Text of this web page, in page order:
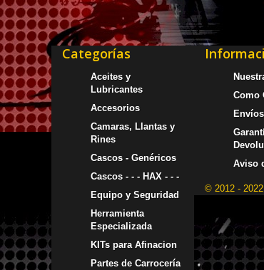
Categorías
Aceites y
Lubricantes
Accesorios
Camaras, Llantas y
Rines
Cascos - Genéricos
Cascos - - - HAX - - -
Equipo y Seguridad
Herramienta
Especializada
KITs para Afinacion
Partes de Carrocería
Como
Aviso
© 2012 -